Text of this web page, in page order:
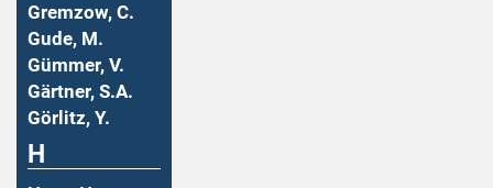
Gremzow, C.
Gude, M.
Gümmer, V.
Gärtner, S.A.
Görlitz, Y.
H